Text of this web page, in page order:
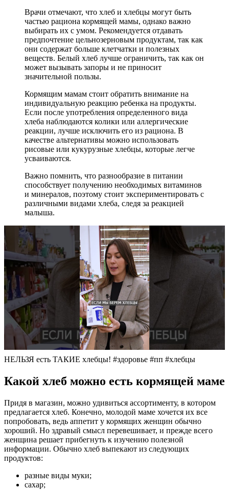
Врачи отмечают, что хлеб и хлебцы могут быть
частью рациона кормящей мамы, однако важно
выбирать их с умом. Рекомендуется отдавать
предпочтение цельнозерновым продуктам, так как
они содержат больше клетчатки и полезных
веществ. Белый хлеб лучше ограничить, так как он
может вызывать запоры и не приносит
значительной пользы.
Кормящим мамам стоит обратить внимание на
индивидуальную реакцию ребенка на продукты.
Если после употребления определенного вида
хлеба наблюдаются колики или аллергические
реакции, лучше исключить его из рациона. В
качестве альтернативы можно использовать
рисовые или кукурузные хлебцы, которые легче
усваиваются.
Важно помнить, что разнообразие в питании
способствует получению необходимых витаминов
и минералов, поэтому стоит экспериментировать с
различными видами хлеба, следя за реакцией
малыша.
НЕЛЬЗЯ есть ТАКИЕ хлебцы! #здоровье #пп #хлебцы
Какой хлеб можно есть кормящей маме
Придя в магазин, можно удивиться ассортименту, в котором
предлагается хлеб. Конечно, молодой маме хочется их все
попробовать, ведь аппетит у кормящих женщин обычно
хороший. Но здравый смысл перевешивает, и прежде всего
женщина решает прибегнуть к изучению полезной
информации. Обычно хлеб выпекают из следующих
продуктов:
разные виды муки;
сахар;